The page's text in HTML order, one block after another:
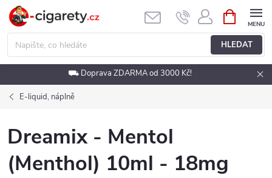
Přejít
obsah
HLEDAT
NÁKUPNÍ
KOŠÍK
⛟ Doprava ZDARMA od 3000 Kč!
E-liquid, náplně
Dreamix - Mentol
(Menthol) 10ml - 18mg